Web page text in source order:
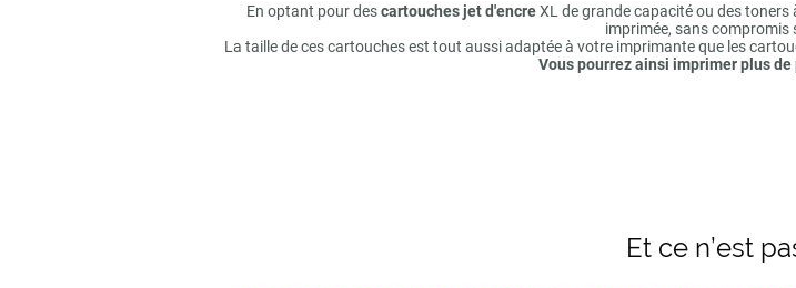
En optant pour descartouches jet d'encreXL de grande capacité ou des toners
imprimée, sans compromis
La taille de ces cartouches est tout aussi adaptée à votre imprimante que les
Vous pourrez ainsi imprimer plus de
Et ce n’est